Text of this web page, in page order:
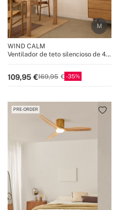
WIND CALM
Ventilador de teto silencioso de 40
109,95 169,95 35
PRE-ORDER